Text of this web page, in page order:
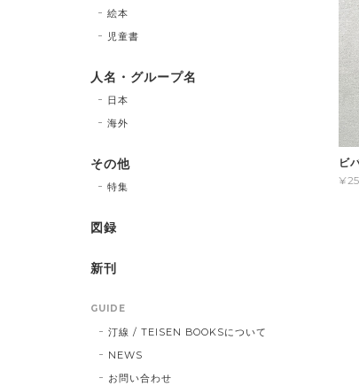
ビ
絵本
児童書
人名・グループ名
日本
海外
その他
特集
図録
新刊
GUIDE
汀線 / TEISEN BOOKSについて
NEWS
お問い合わせ